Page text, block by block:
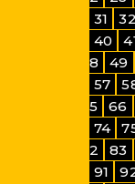
31
32
40
8
49
57
5
66
74
2
83
91